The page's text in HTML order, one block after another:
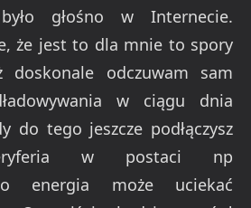
głośno w Internecie.
że jest to dla mnie to spory
doskonale odczuwam sam
w ciągu dnia
do tego jeszcze podłączysz
w postaci np
energia może uciekać